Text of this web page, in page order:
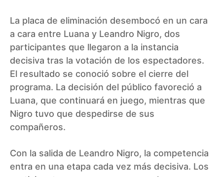
La placa de eliminación desembocó en un cara
a cara entre Luana y Leandro Nigro, dos
participantes que llegaron a la instancia
decisiva tras la votación de los espectadores.
El resultado se conoció sobre el cierre del
programa. La decisión del público favoreció a
Luana, que continuará en juego, mientras que
Nigro tuvo que despedirse de sus
compañeros.
Con la salida de Leandro Nigro, la competencia
entra en una etapa cada vez más decisiva. Los